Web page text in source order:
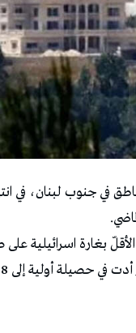
الصهيونية اليوم الثلاثاء 9 جوان 2026 على مناطق
إلى 8 شهداء و32 جريحا”.